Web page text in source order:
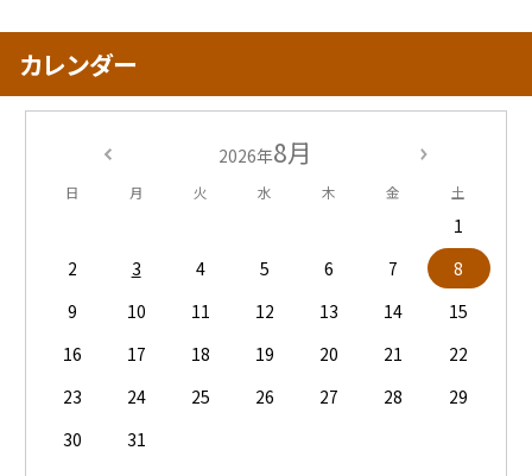
カレンダー
2026年8月
日 月 火 水 木 金 土
1
2
3 4 5 6 7
8
9
10 11 12 13 14
15
16
17 18 19 20 21
22
23
24 25 26 27 28
29
30
31